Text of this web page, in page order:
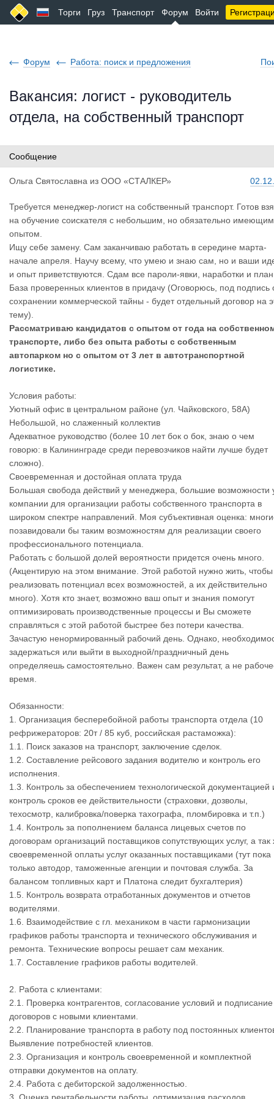
Торги Груз Транспорт Форум Войти
Форум Работа: поиск и предложения
Вакансия: логист - руководитель
отдела, на собственный транспорт
Сообщение
Ольга Святославна из ООО «СТАЛКЕР»
Требуется менеджер-логист на собственный транспорт. Готов
на обучение соискателя с небольшим, но обязательно
опытом.
Ищу себе замену. Сам заканчиваю работать в середине марта-
начале апреля. Научу всему, что умею и знаю сам, но и ваши
и опыт приветствуются. Сдам все пароли-явки, наработки и
База проверенных клиентов в придачу (Оговорюсь, под подпись
сохранении коммерческой тайны - будет отдельный договор на
тему).
Рассматриваю кандидатов с опытом от года на
транспорте, либо без опыта работы с собственным
автопарком но с опытом от 3 лет в автотранспортной
логистике.
Условия работы:
Уютный офис в центральном районе (ул. Чайковского, 58А)
Небольшой, но слаженный коллектив
Адекватное руководство (более 10 лет бок о бок, знаю о чем
говорю: в Калининграде среди перевозчиков найти лучше будет
сложно).
Своевременная и достойная оплата труда
Большая свобода действий у менеджера, большие возможности
компании для организации работы собственного транспорта в
широком спектре направлений. Моя субъективная оценка:
позавидовали бы таким возможностям для реализации своего
профессионального потенциала.
Работать с большой долей вероятности придется очень много.
(Акцентирую на этом внимание. Этой работой нужно жить, чтобы
реализовать потенциал всех возможностей, а их действительно
много). Хотя кто знает, возможно ваш опыт и знания помогут
оптимизировать производственные процессы и Вы сможете
справляться с этой работой быстрее без потери качества.
Зачастую ненормированный рабочий день. Однако,
задержаться или выйти в выходной/праздничный день
определяешь самостоятельно. Важен сам результат, а не
время.
Обязанности:
1. Организация бесперебойной работы транспорта отдела (10
рефрижераторов: 20т / 85 куб, российская растаможка):
1.1. Поиск заказов на транспорт, заключение сделок.
1.2. Составление рейсового задания водителю и контроль его
исполнения.
1.3. Контроль за обеспечением технологической документацией
контроль сроков ее действительности (страховки, дозволы,
техосмотр, калибровка/поверка тахографа, пломбировка и т.п.)
1.4. Контроль за пополнением баланса лицевых счетов по
договорам организаций поставщиков сопутствующих услуг, а так
своевременной оплаты услуг оказанных поставщиками (тут пока
только автодор, таможенные агенции и почтовая служба. За
балансом топливных карт и Платона следит бухгалтерия)
1.5. Контроль возврата отработанных документов и отчетов
водителями.
1.6. Взаимодействие с гл. механиком в части гармонизации
графиков работы транспорта и технического обслуживания и
ремонта. Технические вопросы решает сам механик.
1.7. Составление графиков работы водителей.
2. Работа с клиентами:
2.1. Проверка контрагентов, согласование условий и подписание
договоров с новыми клиентами.
2.2. Планирование транспорта в работу под постоянных
Выявление потребностей клиентов.
2.3. Организация и контроль своевременной и комплектной
отправки документов на оплату.
2.4. Работа с дебиторской задолженностью.